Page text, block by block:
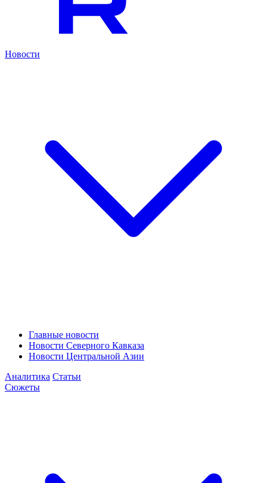
Новости
Главные новости
Новости Северного Кавказа
Новости Центральной Азии
Аналитика Статьи
Сюжеты